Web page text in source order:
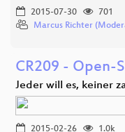
2015-07-30
701
Marcus Richter
CR209 - Open-
Jeder will es, keiner
2015-02-26
1.0k